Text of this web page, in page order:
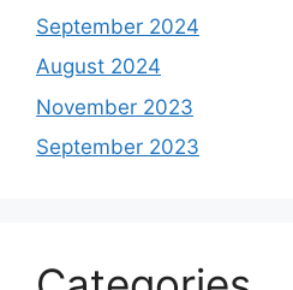
September 2024
August 2024
November 2023
September 2023